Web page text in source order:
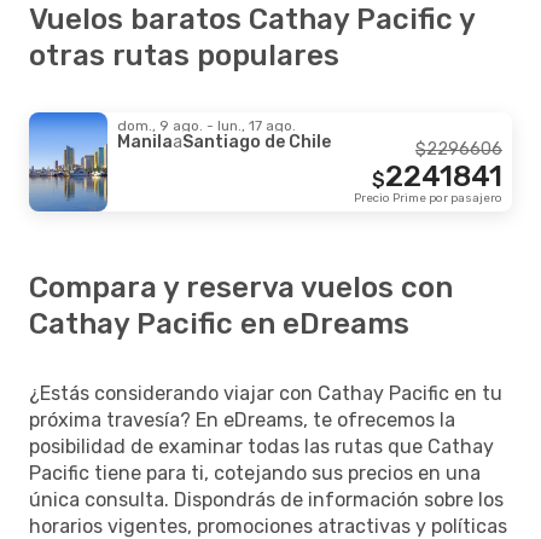
Vuelos baratos Cathay Pacific y
otras rutas populares
dom., 9 ago. - lun., 17 ago.
ManilaaSantiago de Chile 2296606
$
2241841
$
Precio Prime por pasajero
Compara y reserva vuelos con
Cathay Pacific en eDreams
¿Estás considerando viajar con Cathay Pacific en tu
próxima travesía? En eDreams, te ofrecemos la
posibilidad de examinar todas las rutas que Cathay
Pacific tiene para ti, cotejando sus precios en una
única consulta. Dispondrás de información sobre los
horarios vigentes, promociones atractivas y políticas